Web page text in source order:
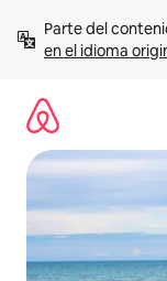
contenido
Parte del
en el idioma